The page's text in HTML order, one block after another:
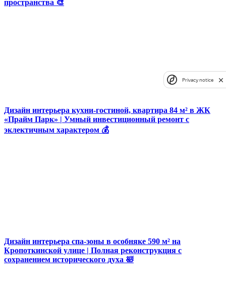
пространства 🎨
Дизайн интерьера кухни-гостиной, квартира 84 м² в ЖК
«Прайм Парк» | Умный инвестиционный ремонт с
эклектичным характером 💰
Дизайн интерьера спа-зоны в особняке 590 м² на
Кропоткинской улице | Полная реконструкция с
сохранением исторического духа 🛀
Privacy notice